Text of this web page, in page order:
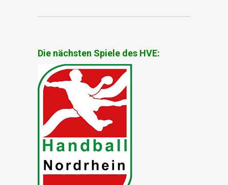
Die nächsten Spiele des HVE: